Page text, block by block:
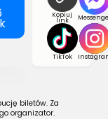
Kopiuj
link
TikTok
biletów. Za
organizator.